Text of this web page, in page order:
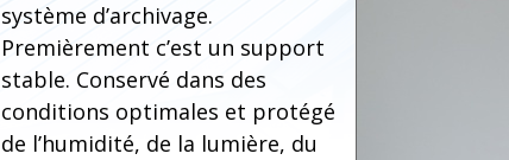
système d’archivage.
Premièrement c’est un support
stable. Conservé dans des
conditions optimales et protégé
de l’humidité, de la lumière, du